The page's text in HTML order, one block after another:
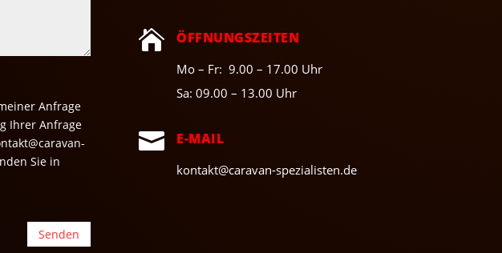
Anfrage
Ihrer Anfrage
Sie in
Senden
 ÖFFNUNGSZEITEN
Mo – Fr: 9.00 – 17.00 Uhr
Sa: 09.00 – 13.00 Uhr
 E-MAIL
kontakt@caravan-spezialisten.de